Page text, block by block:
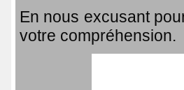
En nous excusant
votre compréhension.